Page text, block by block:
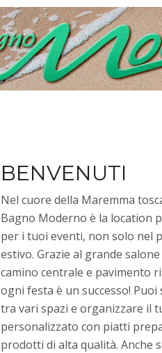
BENVENUTI
Nel cuore della Maremma
Bagno Moderno è la location
per i tuoi eventi, non solo nel
estivo. Grazie al grande salone
camino centrale e pavimento
ogni festa è un successo! Puoi
tra vari spazi e organizzare il
personalizzato con piatti
prodotti di alta qualità. Anche